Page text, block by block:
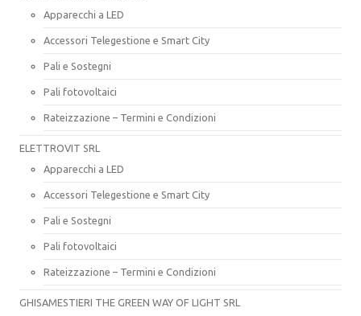
Apparecchi a LED
Accessori Telegestione e Smart City
Pali e Sostegni
Pali fotovoltaici
Rateizzazione – Termini e Condizioni
ELETTROVIT SRL
Apparecchi a LED
Accessori Telegestione e Smart City
Pali e Sostegni
Pali fotovoltaici
Rateizzazione – Termini e Condizioni
GHISAMESTIERI THE GREEN WAY OF LIGHT SRL